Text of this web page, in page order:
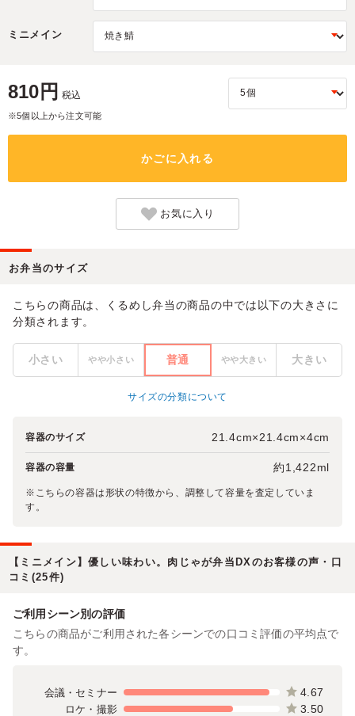
ミニメイン
810円 税込
※5個以上から注文可能
かごに入れる
お気に入り
お弁当のサイズ
こちらの商品は、くるめし弁当の商品の中では以下の大きさに
分類されます。
小さい やや小さい 普通 やや大きい 大きい
サイズの分類について
容器のサイズ 21.4cm×21.4cm×4cm
容器の容量 約1,422ml
※こちらの容器は形状の特徴から、調整して容量を査定していま
す。
【ミニメイン】優しい味わい。肉じゃが弁当DXのお客様の声・口
コミ(25件)
ご利用シーン別の評価
こちらの商品がご利用された各シーンでの口コミ評価の平均点で
す。
会議・セミナー 4.67
ロケ・撮影 3.50